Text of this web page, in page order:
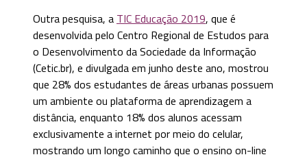
Outra pesquisa, a TIC Educação 2019, que é
desenvolvida pelo Centro Regional de Estudos para
o Desenvolvimento da Sociedade da Informação
(Cetic.br), e divulgada em junho deste ano, mostrou
que 28% dos estudantes de áreas urbanas possuem
um ambiente ou plataforma de aprendizagem a
distância, enquanto 18% dos alunos acessam
exclusivamente a internet por meio do celular,
mostrando um longo caminho que o ensino on-line